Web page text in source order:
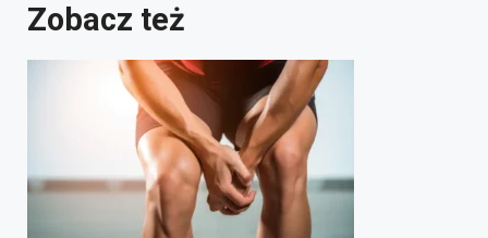
Zobacz też